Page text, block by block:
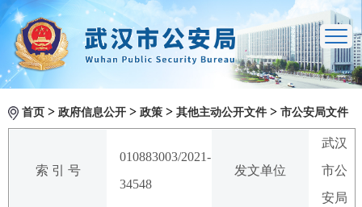
首页 > 政府信息公开 > 政策 > 其他主动公开文件 > 市公安局文件
索 引 号
010883003/2021-
34548
发文单位
武汉
市公
安局